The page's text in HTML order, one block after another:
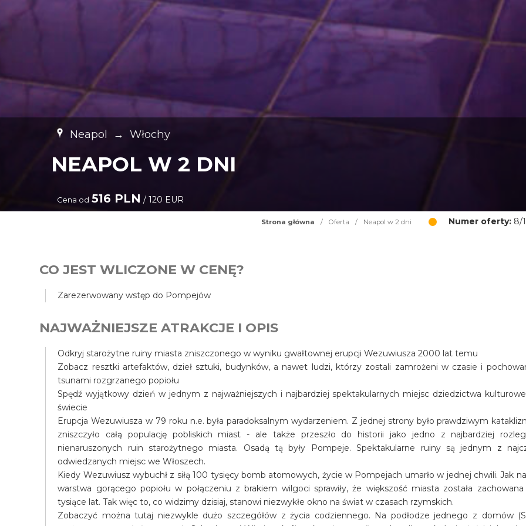
Neapol → Włochy
NEAPOL W 2 DNI
Cena od 516 PLN / 120 EUR
Strona główna / Oferta / Neapol w 2 dni Numer oferty: 8/
CO JEST WLICZONE W CENĘ?
Zarezerwowany wstęp do Pompejów
NAJWAŻNIEJSZE ATRAKCJE I OPIS
Odkryj starożytne ruiny miasta zniszczonego w wyniku gwałtownej erupcji Wezuwiusza 2000 lat temu
Zobacz resztki artefaktów, dzieł sztuki, budynków, a nawet ludzi, którzy zostali zamrożeni w czasie i
tsunami rozgrzanego popiołu
Spędź wyjątkowy dzień w jednym z najważniejszych i najbardziej spektakularnych miejsc dziedzictwa
świecie
Erupcja Wezuwiusza w 79 roku n.e. była paradoksalnym wydarzeniem. Z jednej strony było prawdziwym
zniszczyło całą populację pobliskich miast - ale także przeszło do historii jako jedno z najbardziej
nienaruszonych ruin starożytnego miasta. Osadą tą były Pompeje. Spektakularne ruiny są jednym z
odwiedzanych miejsc we Włoszech.
Kiedy Wezuwiusz wybuchł z siłą 100 tysięcy bomb atomowych, życie w Pompejach umarło w jednej chwili. Jak
warstwa gorącego popiołu w połączeniu z brakiem wilgoci sprawiły, że większość miasta została
tysiące lat. Tak więc to, co widzimy dzisiaj, stanowi niezwykłe okno na świat w czasach rzymskich.
Zobaczyć można tutaj niezwykle dużo szczegółów z życia codziennego. Na podłodze jednego z domów